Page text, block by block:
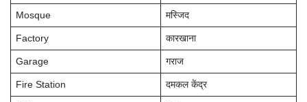
Mosque मस्जिद
Factory कारखाना
Garage गराज
Fire Station दमकल केंद्र